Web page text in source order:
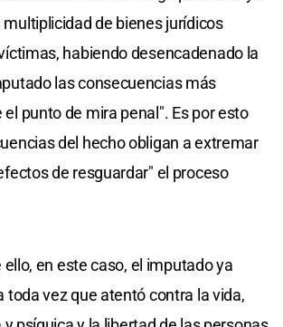
de bienes jurídicos
habiendo desencadenado la
las consecuencias más
punto de mira penal". Es por esto
del hecho obligan a extremar
de resguardar" el proceso
ello, en este caso, el imputado ya
toda vez que atentó contra la vida,